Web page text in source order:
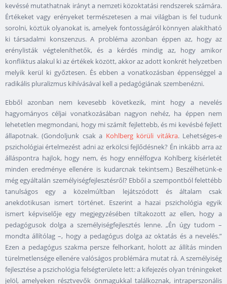
kevéssé mutathatnak irányt a nemzeti közoktatási rendszerek számára.
Értékeket vagy erényeket természetesen a mai világban is fel tudunk
sorolni, köztük olyanokat is, amelyek fontosságáról könnyen alakítható
ki társadalmi konszenzus. A probléma azonban éppen az, hogy az
erénylisták végteleníthetők, és a kérdés mindig az, hogy amikor
konfliktus alakul ki az értékek között, akkor az adott konkrét helyzetben
melyik kerül ki győztesen. És ebben a vonatkozásban éppenséggel a
radikális pluralizmus kihívásával kell a pedagógiának szembenézni.
Ebből azonban nem kevesebb következik, mint hogy a nevelés
hagyományos céljai vonatkozásában nagyon nehéz, ha éppen nem
lehetetlen megmondani, hogy mi számít fejlettebb, és mi kevésbé fejlett
állapotnak. (Gondoljunk csak a Kohlberg körüli vitákra. Lehetséges-e
pszichológiai értelmezést adni az erkölcsi fejlődésnek? Én inkább arra az
álláspontra hajlok, hogy nem, és hogy ennélfogva Kohlberg kísérletét
minden eredménye ellenére is kudarcnak tekintsem.) Beszélhetünk-e
még egyáltalán személyiségfejlesztésről? Ebből a szempontból felettébb
tanulságos egy a közelmúltban lejátszódott és általam csak
anekdotikusan ismert történet. Eszerint a hazai pszichológia egyik
ismert képviselője egy megjegyzésében tiltakozott az ellen, hogy a
pedagógusok dolga a személyiségfejlesztés lenne. „Én úgy tudom –
mondta állítólag –, hogy a pedagógus dolga az oktatás és a nevelés.”
Ezen a pedagógus szakma persze felhorkant, holott az állítás minden
türelmetlensége ellenére valóságos problémára mutat rá. A személyiség
fejlesztése a pszichológia felségterülete lett: a kifejezés olyan tréningeket
jelöl, amelyeken résztvevők önmagukkal találkoznak, intraperszonális